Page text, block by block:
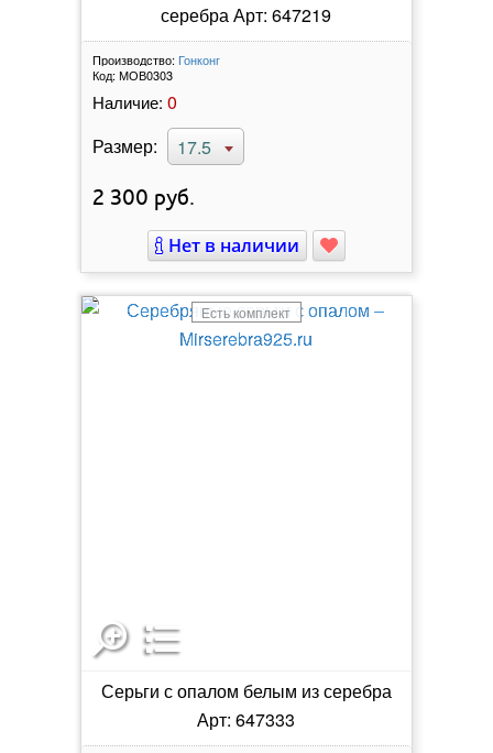
серебра Арт: 647219
Производство: Гонконг
Код: МОВ0303
Наличие: 0
Размер:
17.5
2 300 руб.
Нет в наличии
Есть комплект
Серьги с опалом белым из серебра
Арт: 647333